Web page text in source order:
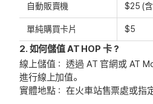
自動販賣機 $25 (
單純購買卡片 $5
2. 如何儲值 AT HOP 卡？
線上儲值： 透過 AT 官網或 AT
進行線上加值。
實體地點： 在火車站售票處或指